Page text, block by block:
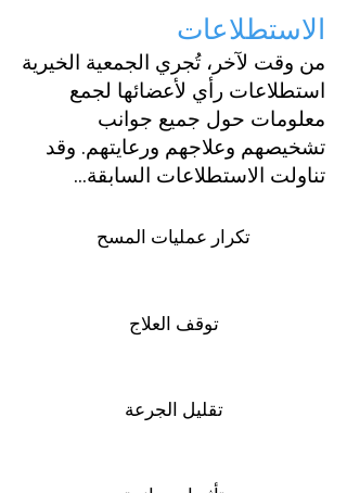
الاستطلاعات
من وقت لآخر، تُجري الجمعية الخيرية
استطلاعات رأي لأعضائها لجمع
معلومات حول جميع جوانب
تشخيصهم وعلاجهم ورعايتهم. وقد
تناولت الاستطلاعات السابقة...
تكرار عمليات المسح
توقف العلاج
تقليل الجرعة